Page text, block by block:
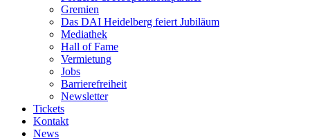
Gremien
Das DAI Heidelberg feiert Jubiläum
Mediathek
Hall of Fame
Vermietung
Jobs
Barrierefreiheit
Newsletter
Tickets
Kontakt
News